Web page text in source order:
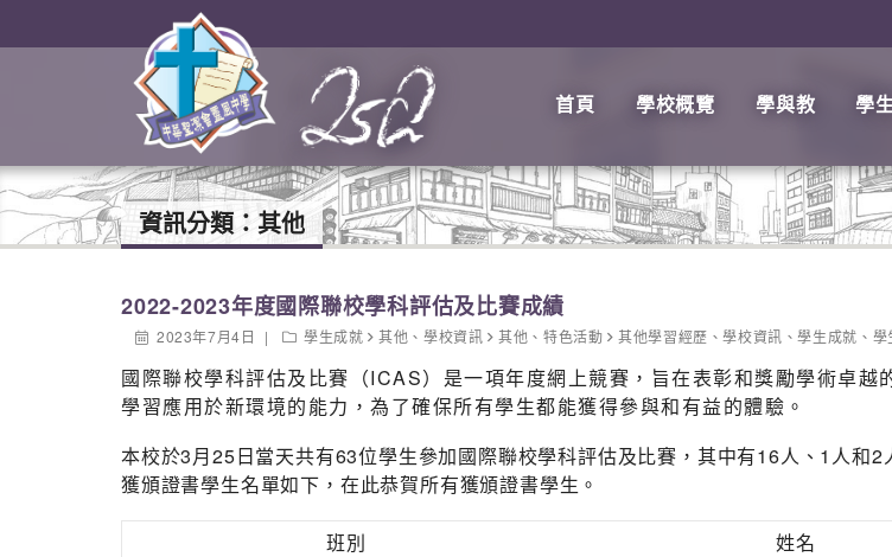
首頁 學校概覽 學與教 學
資訊分類： 其他
2022-2023年度國際聯校學科評估及比賽成績
2023年7月4日 學生成就 其他 、 學校資訊 其他 、特色活動 其他學習經歷 、學校資訊 、學生成就 、 學
國際聯校學科評估及比賽（ICAS）是一項年度網上競賽，旨在表彰和獎勵學術卓
學習應用於新環境的能力，為了確保所有學生都能獲得參與和有益的體驗。
本校於3月25日當天共有63位學生參加國際聯校學科評估及比賽，其中有16人、1人和
獲頒證書學生名單如下，在此恭賀所有獲頒證書學生。
班別 姓名